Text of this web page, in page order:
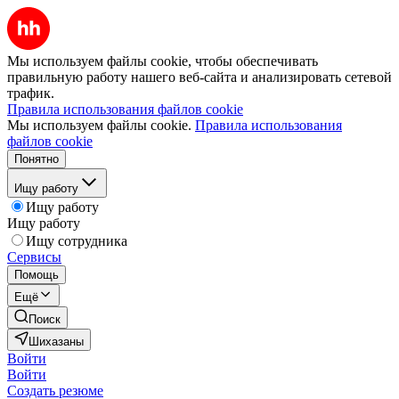
Мы используем файлы cookie, чтобы обеспечивать
правильную работу нашего веб-сайта и анализировать сетевой
трафик.
Правила использования файлов cookie
Мы используем файлы cookie. Правила использования
файлов cookie
Понятно
Ищу работу
Ищу работу
Ищу работу
Ищу сотрудника
Сервисы
Помощь
Ещё
Поиск
Шихазаны
Войти
Войти
Создать резюме